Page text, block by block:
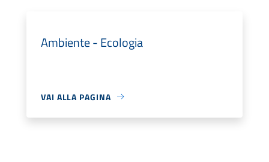
Ambiente - Ecologia
VAI ALLA PAGINA